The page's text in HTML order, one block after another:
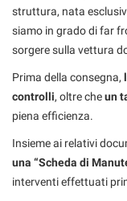
ASSISTENZA
struttura, nata
siamo in grado di far
sorgere sulla vettura
Prima della consegna,
controlli, oltre cheun
piena efficienza.
Insieme ai relativi
una “Scheda di
interventi effettuati
tue
preferenze
di
alle
tecnologie
di
che
adottiamo
per